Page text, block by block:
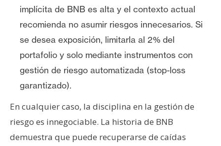
implícita de BNB es alta y el contexto actual
recomienda no asumir riesgos innecesarios. Si
se desea exposición, limitarla al 2% del
portafolio y solo mediante instrumentos con
gestión de riesgo automatizada (stop-loss
garantizado).
En cualquier caso, la disciplina en la gestión de
riesgo es innegociable. La historia de BNB
demuestra que puede recuperarse de caídas